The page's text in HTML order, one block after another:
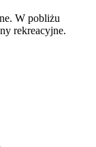
W pobliżu
rekreacyjne.